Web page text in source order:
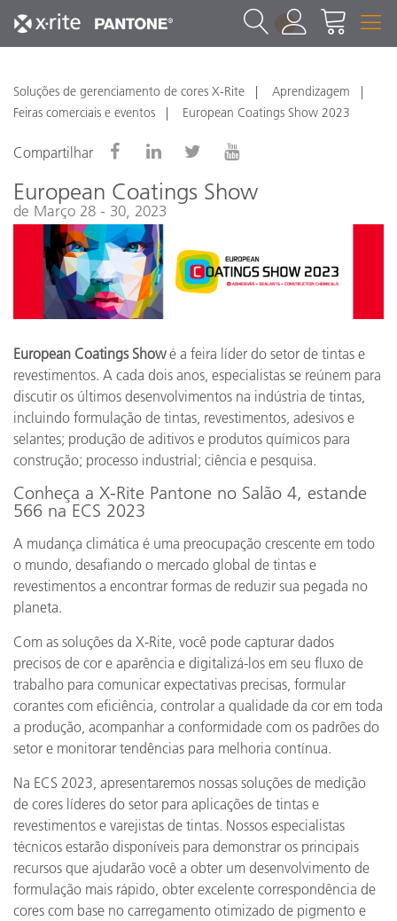
1
Soluções de gerenciamento de cores X-Rite
Aprendizagem
Feiras comerciais e eventos
European Coatings Show 2023
Compartilhar
European Coatings Show
de Março 28 - 30, 2023
European Coatings Showé a feira líder do setor de tintas e
revestimentos. A cada dois anos, especialistas se reúnem para
discutir os últimos desenvolvimentos na indústria de tintas,
incluindo formulação de tintas, revestimentos, adesivos e
selantes; produção de aditivos e produtos químicos para
construção; processo industrial; ciência e pesquisa.
Conheça a X-Rite Pantone no Salão 4, estande
566 na ECS 2023
A mudança climática é uma preocupação crescente em todo
o mundo, desafiando o mercado global de tintas e
revestimentos a encontrar formas de reduzir sua pegada no
planeta.
Com as soluções da X-Rite, você pode capturar dados
precisos de cor e aparência e digitalizá-los em seu fluxo de
trabalho para comunicar expectativas precisas, formular
corantes com eficiência, controlar a qualidade da cor em toda
a produção, acompanhar a conformidade com os padrões do
setor e monitorar tendências para melhoria contínua.
Na ECS 2023, apresentaremos nossas soluções de medição
de cores líderes do setor para aplicações de tintas e
revestimentos e varejistas de tintas. Nossos especialistas
técnicos estarão disponíveis para demonstrar os principais
recursos que ajudarão você a obter um desenvolvimento de
formulação mais rápido, obter excelente correspondência de
cores com base no carregamento otimizado de pigmento e